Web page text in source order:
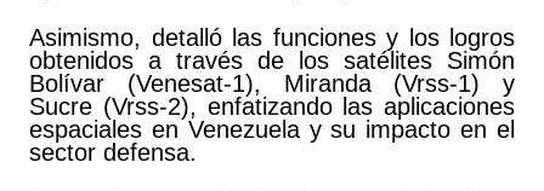
Asimismo, detalló las funciones y los logros
obtenidos a través de los satélites Simón
Bolívar (Venesat-1), Miranda (Vrss-1) y
Sucre (Vrss-2), enfatizando las aplicaciones
espaciales en Venezuela y su impacto en el
sector defensa.